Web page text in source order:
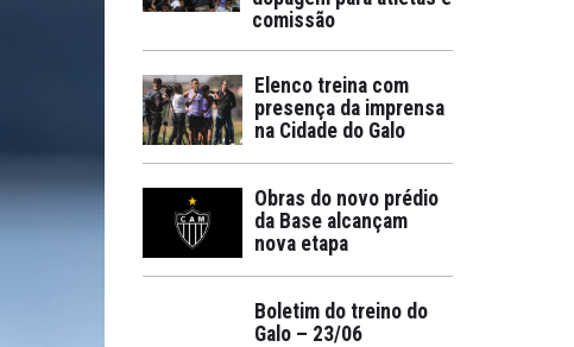
comissão
Elenco treina com
presença da imprensa
na Cidade do Galo
Obras do novo prédio
da Base alcançam
nova etapa
Boletim do treino do
Galo – 23/06